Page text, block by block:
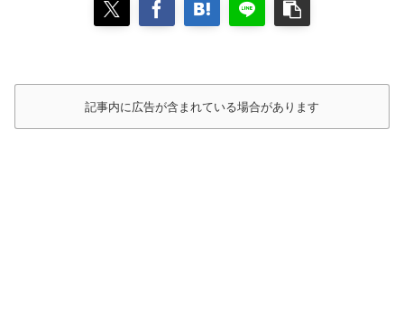
記事内に広告が含まれている場合があります